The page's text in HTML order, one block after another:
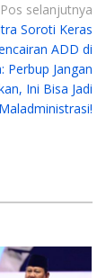
Pos selanjutnya
Soroti Keras
ADD di
Perbup Jangan
Ini Bisa Jadi
Maladministrasi!